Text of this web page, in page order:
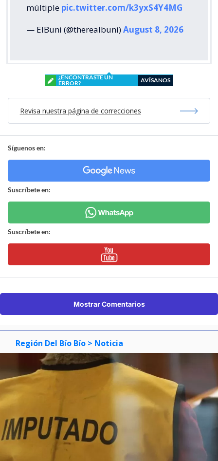
múltiple pic.twitter.com/k3yxS4Y4MG
— ElBuni (@therealbuni)August 8, 2026
¿ENCONTRASTE UN
ERROR?
AVÍSANOS
Revisa nuestra página de correcciones
Síguenos en:
Suscríbete en:
Suscríbete en:
Mostrar Comentarios
Región Del Bío Bío > Noticia